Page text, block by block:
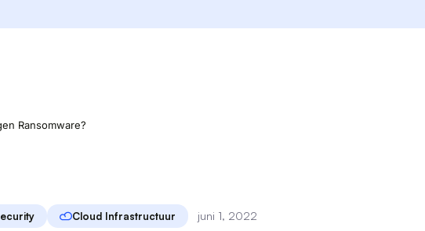
Ransomware?
Cloud Infrastructuur juni 1, 2022